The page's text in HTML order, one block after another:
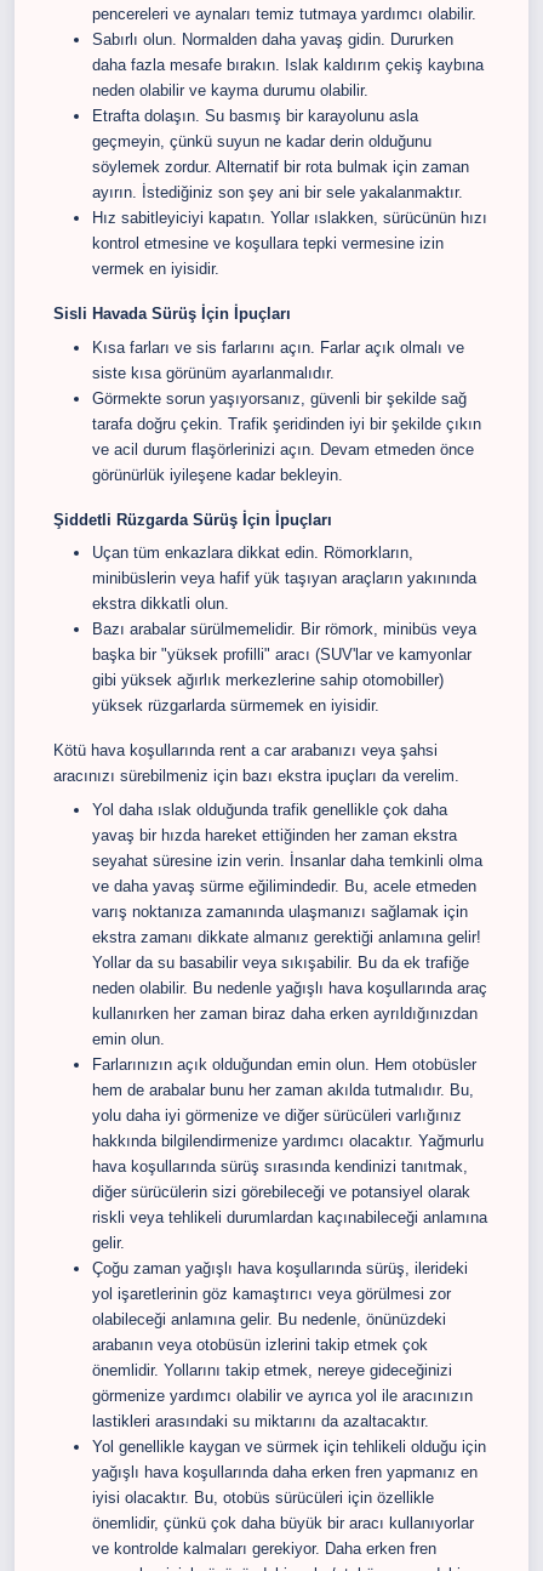
pencereleri ve aynaları temiz tutmaya yardımcı olabilir.
Sabırlı olun. Normalden daha yavaş gidin. Dururken
daha fazla mesafe bırakın. Islak kaldırım çekiş kaybına
neden olabilir ve kayma durumu olabilir.
Etrafta dolaşın. Su basmış bir karayolunu asla
geçmeyin, çünkü suyun ne kadar derin olduğunu
söylemek zordur. Alternatif bir rota bulmak için zaman
ayırın. İstediğiniz son şey ani bir sele yakalanmaktır.
Hız sabitleyiciyi kapatın. Yollar ıslakken, sürücünün hızı
kontrol etmesine ve koşullara tepki vermesine izin
vermek en iyisidir.
Sisli Havada Sürüş İçin İpuçları
Kısa farları ve sis farlarını açın. Farlar açık olmalı ve
siste kısa görünüm ayarlanmalıdır.
Görmekte sorun yaşıyorsanız, güvenli bir şekilde sağ
tarafa doğru çekin. Trafik şeridinden iyi bir şekilde çıkın
ve acil durum flaşörlerinizi açın. Devam etmeden önce
görünürlük iyileşene kadar bekleyin.
Şiddetli Rüzgarda Sürüş İçin İpuçları
Uçan tüm enkazlara dikkat edin. Römorkların,
minibüslerin veya hafif yük taşıyan araçların yakınında
ekstra dikkatli olun.
Bazı arabalar sürülmemelidir. Bir römork, minibüs veya
başka bir "yüksek profilli" aracı (SUV'lar ve kamyonlar
gibi yüksek ağırlık merkezlerine sahip otomobiller)
yüksek rüzgarlarda sürmemek en iyisidir.
Kötü hava koşullarında rent a cararabanızı veya şahsi
aracınızı sürebilmeniz için bazı ekstra ipuçları da verelim.
Yol daha ıslak olduğunda trafik genellikle çok daha
yavaş bir hızda hareket ettiğinden her zaman ekstra
seyahat süresine izin verin. İnsanlar daha temkinli olma
ve daha yavaş sürme eğilimindedir. Bu, acele etmeden
varış noktanıza zamanında ulaşmanızı sağlamak için
ekstra zamanı dikkate almanız gerektiği anlamına gelir!
Yollar da su basabilir veya sıkışabilir. Bu da ek trafiğe
neden olabilir. Bu nedenle yağışlı hava koşullarında araç
kullanırken her zaman biraz daha erken ayrıldığınızdan
emin olun.
Farlarınızın açık olduğundan emin olun. Hem otobüsler
hem de arabalar bunu her zaman akılda tutmalıdır. Bu,
yolu daha iyi görmenize ve diğer sürücüleri varlığınız
hakkında bilgilendirmenize yardımcı olacaktır. Yağmurlu
hava koşullarında sürüş sırasında kendinizi tanıtmak,
diğer sürücülerin sizi görebileceği ve potansiyel olarak
riskli veya tehlikeli durumlardan kaçınabileceği anlamına
gelir.
Çoğu zaman yağışlı hava koşullarında sürüş, ilerideki
yol işaretlerinin göz kamaştırıcı veya görülmesi zor
olabileceği anlamına gelir. Bu nedenle, önünüzdeki
arabanın veya otobüsün izlerini takip etmek çok
önemlidir. Yollarını takip etmek, nereye gideceğinizi
görmenize yardımcı olabilir ve ayrıca yol ile aracınızın
lastikleri arasındaki su miktarını da azaltacaktır.
Yol genellikle kaygan ve sürmek için tehlikeli olduğu için
yağışlı hava koşullarında daha erken fren yapmanız en
iyisi olacaktır. Bu, otobüs sürücüleri için özellikle
önemlidir, çünkü çok daha büyük bir aracı kullanıyorlar
ve kontrolde kalmaları gerekiyor. Daha erken fren